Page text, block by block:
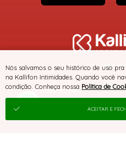
SITE 100% SEGURO
® TODOS DIREITOS
Nós salvamos o seu histórico de uso
na Kallifon Intimidades. Quando você
condição. Conheça nossa Política de
ACEITAR E